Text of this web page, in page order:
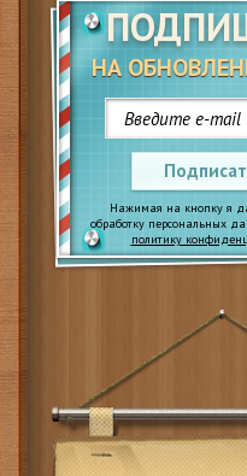
НА
Нажимая на кнопку я
обработку персональных
политику